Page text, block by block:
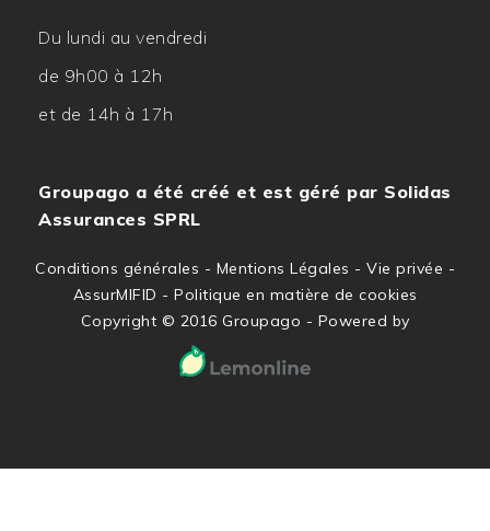
Du lundi au vendredi
de 9h00 à 12h
et de 14h à 17h
Groupago a été créé et est géré par Solidas
Assurances SPRL
Conditions générales - Mentions Légales - Vie privée -
AssurMIFID - Politique en matière de cookies
Copyright © 2016 Groupago - Powered by